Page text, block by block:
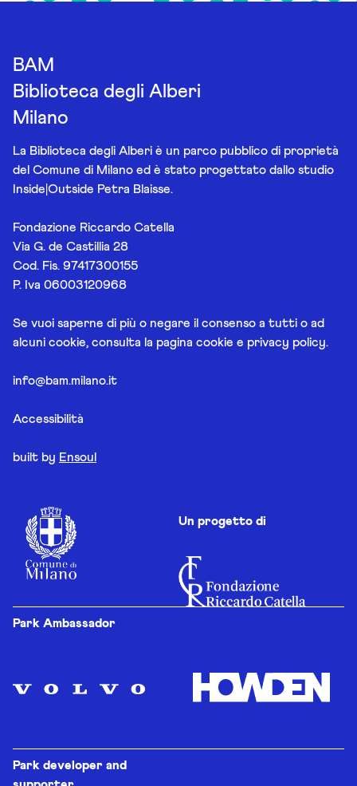
BAM
Biblioteca degli Alberi
Milano
La Biblioteca degli Alberi è un parco pubblico di proprietà
del Comune di Milano ed è stato progettato dallo studio
Inside|Outside Petra Blaisse.
Fondazione Riccardo Catella
Via G. de Castillia 28
Cod. Fis. 97417300155
P. Iva 06003120968
Se vuoi saperne di più o negare il consenso a tutti o ad
alcuni cookie, consulta la pagina cookie e privacy policy.
info@bam.milano.it
Accessibilità
built by Ensoul
Un progetto di
Park Ambassador
Park developer and